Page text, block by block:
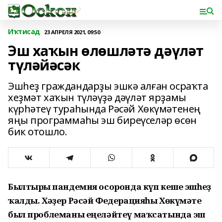
Иҡтисад 23 АПРЕЛЯ 2021, 09:50
Эш хаҡын өлөшләтә дәүләт
түләйәсәк
Эшһеҙ граждандарҙы эшкә алған осраҡта
хеҙмәт хаҡын түләүҙә дәүләт ярҙамы
күрһәтеү тураһында Рәсәй Хөкүмәтенең
яңы программаһы эш биреүселәр өсөн
бик отошло.
Былтырғы пандемия осоронда күп кеше эшһеҙ
ҡалды. Хәҙер Рәсәй Федерацияһы Хөкүмәте
был проблеманы еңеләйтеү маҡсатында эш